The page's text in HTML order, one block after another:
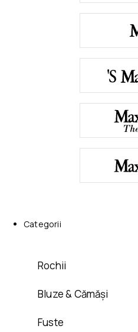
Categorii
Rochii
Bluze & Cămăși
Fuste